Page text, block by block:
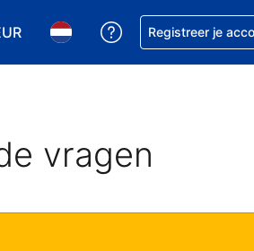
Kies je valuta. Je huidige valuta is
Kies je taal. Je huidige taal
Krijg hulp bij je
Registreer je
vragen